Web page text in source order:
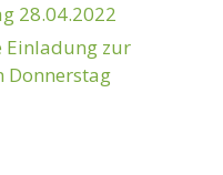
28.04.2022
Einladung zur
Donnerstag